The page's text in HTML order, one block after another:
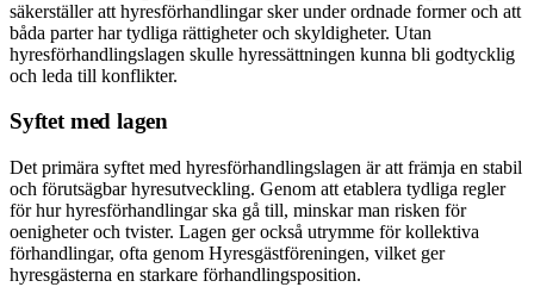
säkerställer att hyresförhandlingar sker under ordnade former och att
båda parter har tydliga rättigheter och skyldigheter. Utan
hyresförhandlingslagen skulle hyressättningen kunna bli godtycklig
och leda till konflikter.
Syftet med lagen
Det primära syftet med hyresförhandlingslagen är att främja en stabil
och förutsägbar hyresutveckling. Genom att etablera tydliga regler
för hur hyresförhandlingar ska gå till, minskar man risken för
oenigheter och tvister. Lagen ger också utrymme för kollektiva
förhandlingar, ofta genom Hyresgästföreningen, vilket ger
hyresgästerna en starkare förhandlingsposition.